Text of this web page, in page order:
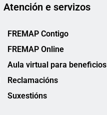
Atención e servizos
FREMAP Contigo
FREMAP Online
Aula virtual para beneficios
Reclamacións
Suxestións